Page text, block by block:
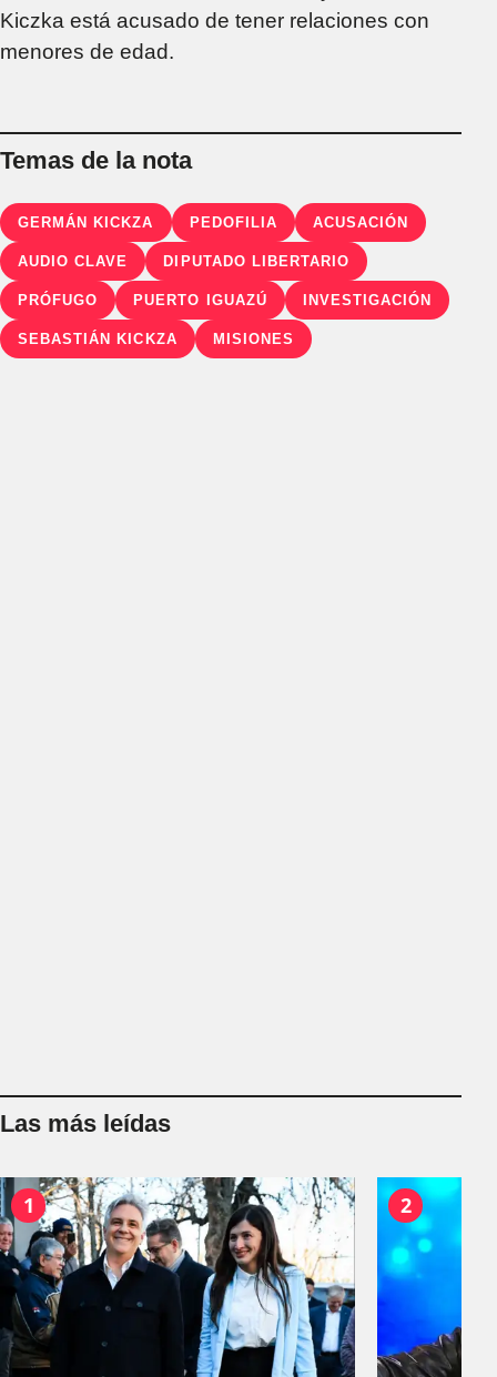
Kiczka está acusado de tener relaciones con
menores de edad.
Temas de la nota
GERMÁN KICKZA PEDOFILIA ACUSACIÓN
AUDIO CLAVE DIPUTADO LIBERTARIO
PRÓFUGO PUERTO IGUAZÚ INVESTIGACIÓN
SEBASTIÁN KICKZA MISIONES
Las más leídas
1 2